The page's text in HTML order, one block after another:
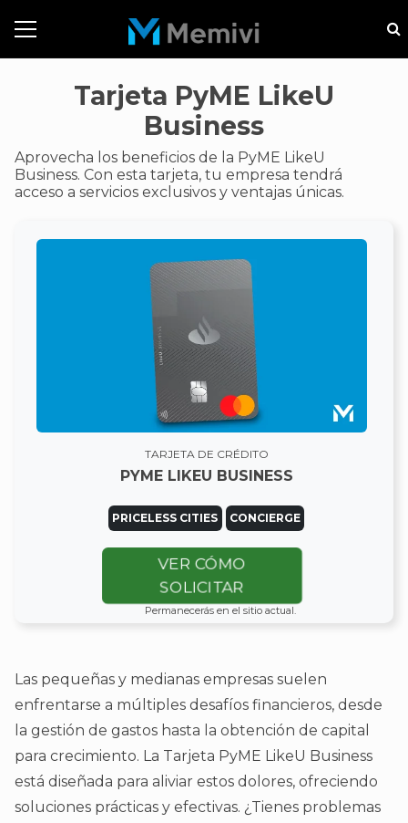
Tarjeta PyME LikeU
Business
Aprovecha los beneficios de la PyME LikeU
Business. Con esta tarjeta, tu empresa tendrá
acceso a servicios exclusivos y ventajas únicas.
TARJETA DE CRÉDITO
PYME LIKEU BUSINESS
PRICELESS CITIES CONCIERGE
VER CÓMO
SOLICITAR
Permanecerás en el sitio actual.
Las pequeñas y medianas empresas suelen
enfrentarse a múltiples desafíos financieros, desde
la gestión de gastos hasta la obtención de capital
para crecimiento. La Tarjeta PyME LikeU Business
está diseñada para aliviar estos dolores, ofreciendo
soluciones prácticas y efectivas. ¿Tienes problemas